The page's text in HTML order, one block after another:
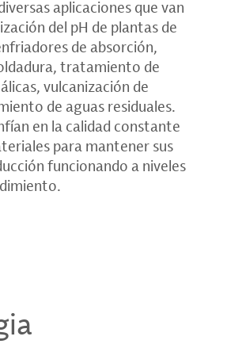
aplicaciones que van
del pH de plantas de
de absorción,
tratamiento de
vulcanización de
de aguas residuales.
en la calidad constante
para mantener sus
funcionando a niveles